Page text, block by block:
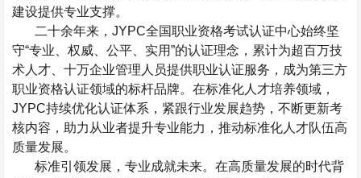
建设提供专业支撑。
二十余年来，JYPC全国职业资格考试认证中心始终坚
守“专业、权威、公平、实用”的认证理念，累计为超百万技
术人才、十万企业管理人员提供职业认证服务，成为第三方
职业资格认证领域的标杆品牌。在标准化人才培养领域，
JYPC持续优化认证体系，紧跟行业发展趋势，不断更新考
核内容，助力从业者提升专业能力，推动标准化人才队伍高
质量发展。
标准引领发展，专业成就未来。在高质量发展的时代背